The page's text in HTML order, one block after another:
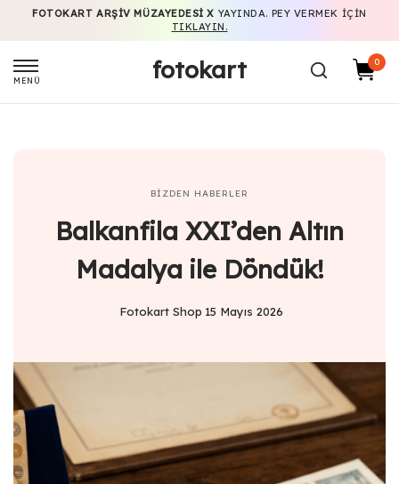
FOTOKART ARŞIV MÜZAYEDESI X YAYINDA. PEY VERMEK IÇIN
TIKLAYIN.
MENÜ fotokart 0
BIZDEN HABERLER
Balkanfila XXI’den Altın
Madalya ile Döndük!
Fotokart Shop 15 Mayıs 2026